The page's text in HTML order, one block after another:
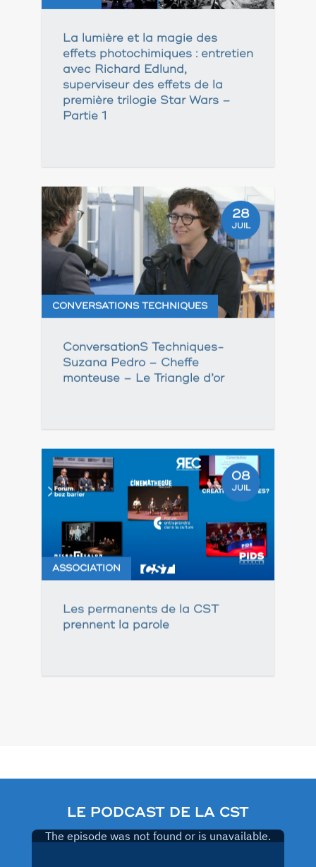
La lumière et la magie des
effets photochimiques : entretien
avec Richard Edlund,
superviseur des effets de la
première trilogie Star Wars –
Partie 1
28
JUIL
CONVERSATIONS TECHNIQUES
ConversationS Techniques-
Suzana Pedro – Cheffe
monteuse – Le Triangle d’or
08
JUIL
ASSOCIATION
Les permanents de la CST
prennent la parole
LE PODCAST DE LA CST